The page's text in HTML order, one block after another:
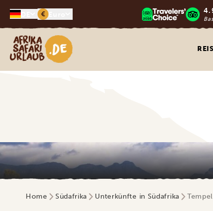
€
Afrika Safari Urlaub
Home Südafrika Unterkünfte in Südafrika